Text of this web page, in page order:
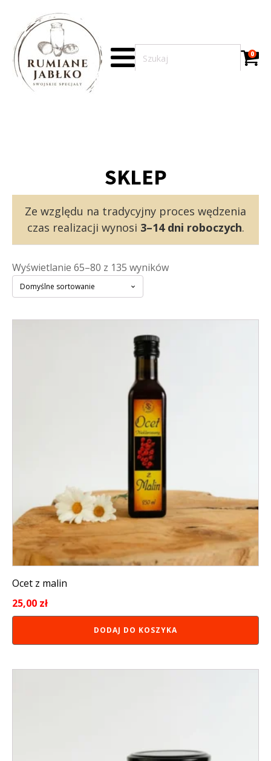
0
SKLEP
Ze względu na tradycyjny proces wędzenia
czas realizacji wynosi 3–14 dni roboczych.
Wyświetlanie 65–80 z 135 wyników
Ocet z malin
25,00 zł
DODAJ DO KOSZYKA